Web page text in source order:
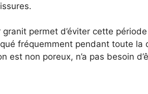
granit permet d’éviter cette
fréquemment pendant toute la
est non poreux, n’a pas besoin